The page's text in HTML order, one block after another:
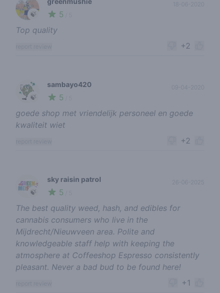
🍃 5
Top quality
+2
🍃
sambayo420
5
goede shop met vriendelijk personeel en goede
kwaliteit wiet
+2
🍃
sky raisin patrol
5
The best quality weed, hash, and edibles for
cannabis consumers who live in the
Mijdrecht/Nieuwveen area. Polite and
knowledgeable staff help with keeping the
atmosphere at Coffeeshop Espresso consistently
pleasant. Never a bad bud to be found here!
+1